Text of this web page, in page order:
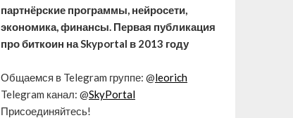
партнёрские программы, нейросети,
экономика, финансы. Первая публикация
про биткоин на Skyportal в 2013 году
Общаемся в Telegram группе: @leorich
Telegram канал: @SkyPortal
Присоединяйтесь!